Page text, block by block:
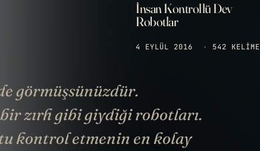
İnsan Kontrollü Dev
Robotlar
4 EYLÜL 2016 · 542 KELIME
görmüşsünüzdür.
zırh gibi giydiği robotları.
kontrol etmenin en kolay